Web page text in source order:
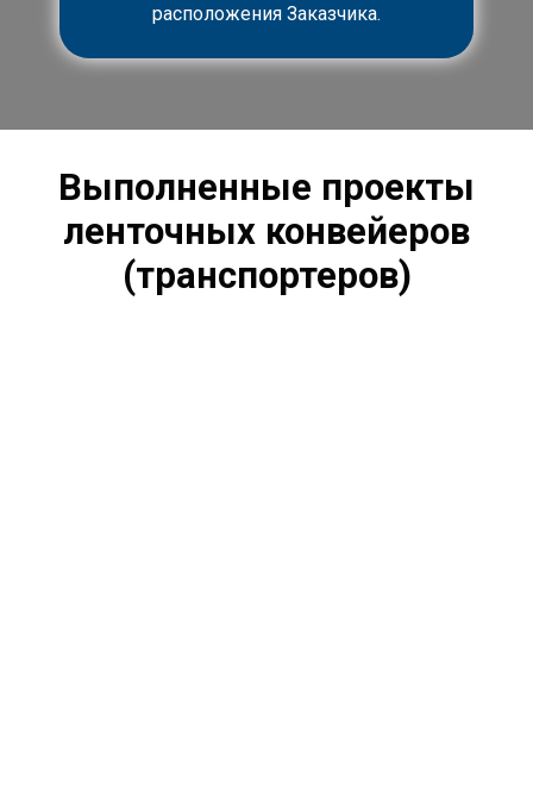
расположения Заказчика.
Выполненные проекты
ленточных конвейеров
(транспортеров)